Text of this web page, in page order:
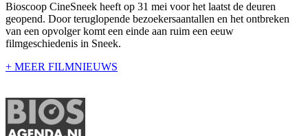
Bioscoop CineSneek heeft op 31 mei voor het laatst de deuren
geopend. Door teruglopende bezoekersaantallen en het ontbreken
van een opvolger komt een einde aan ruim een eeuw
filmgeschiedenis in Sneek.
+ MEER FILMNIEUWS